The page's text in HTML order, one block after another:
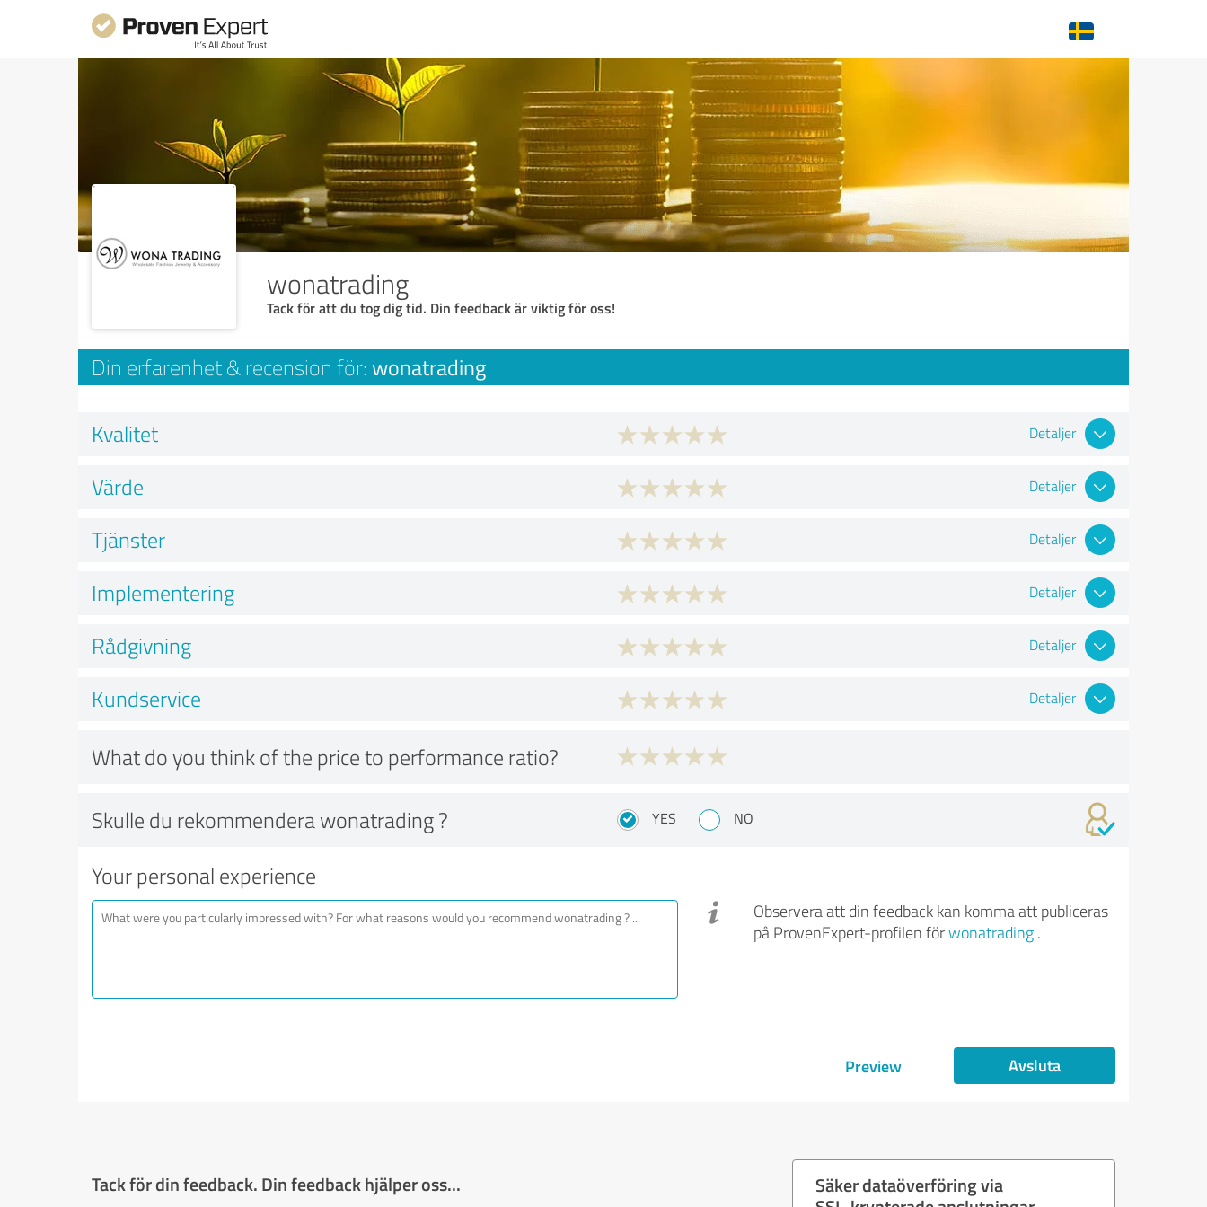
wonatrading
Tack för att du tog dig tid. Din feedback är viktig för oss!
Din erfarenhet & recension för: wonatrading
Kvalitet Detaljer
Värde Detaljer
Tjänster Detaljer
Implementering Detaljer
Rådgivning Detaljer
Kundservice Detaljer
What do you think of the price to performance ratio?
Skulle du rekommendera wonatrading ? YES NO
Your personal experience
Observera att din feedback kan komma att publiceras
på ProvenExpert-profilen förwonatrading.
Preview Avsluta
Tack för din feedback. Din feedback hjälper oss...
Säker dataöverföring via